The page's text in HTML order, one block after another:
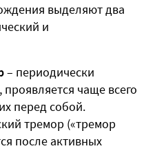
выделяют два
и
– периодически
проявляется чаще всего
перед собой.
тремор («тремор
после активных